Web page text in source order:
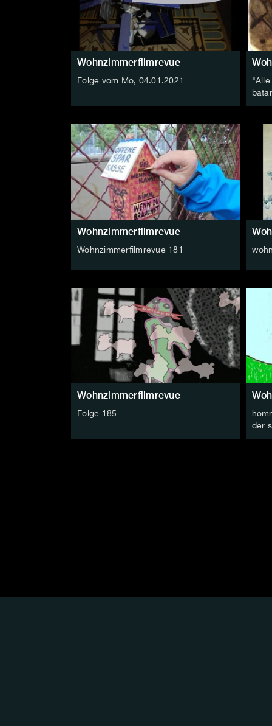
Wohnzimmerfilmrevue
Folge vom Mo, 04.01.2021
Wohnzimmerfilmrevue
Wohnzimmerfilmrevue 181
Wohnzimmerfilmrevue
Folge 185
der